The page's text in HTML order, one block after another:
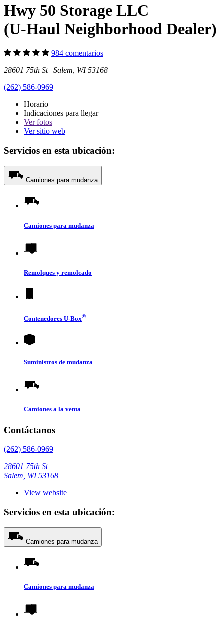
Hwy 50 Storage LLC
(U-Haul Neighborhood Dealer)
984 comentarios
28601 75th St Salem, WI 53168
(262) 586-0969
Horario
Indicaciones para llegar
Verfotos
Ver sitio web
Servicios en esta ubicación:
Camiones para mudanza
Camiones para mudanza
Remolques y remolcado
Contenedores U-Box®
Suministros de mudanza
Camiones a la venta
Contáctanos
(262) 586-0969
28601 75th St
Salem, WI 53168
View website
Servicios en esta ubicación:
Camiones para mudanza
Camiones para mudanza